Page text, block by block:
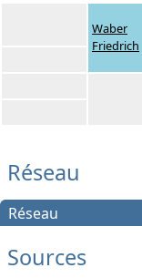
Waber
Friedrich
Réseau
Réseau
Sources